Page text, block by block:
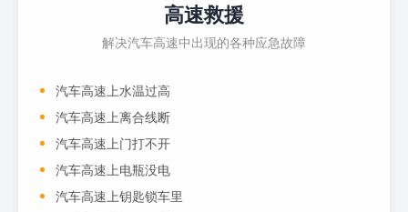
高速救援
解决汽车高速中出现的各种应急故障
汽车高速上水温过高
汽车高速上离合线断
汽车高速上门打不开
汽车高速上电瓶没电
汽车高速上钥匙锁车里